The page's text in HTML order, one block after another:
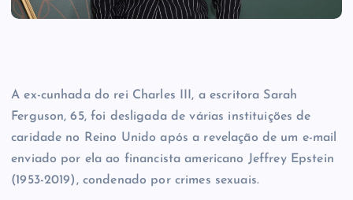
A ex-cunhada do rei Charles III, a escritora Sarah
Ferguson, 65, foi desligada de várias instituições de
caridade no Reino Unido após a revelação de um e-mail
enviado por ela ao financista americano Jeffrey Epstein
(1953-2019), condenado por crimes sexuais.